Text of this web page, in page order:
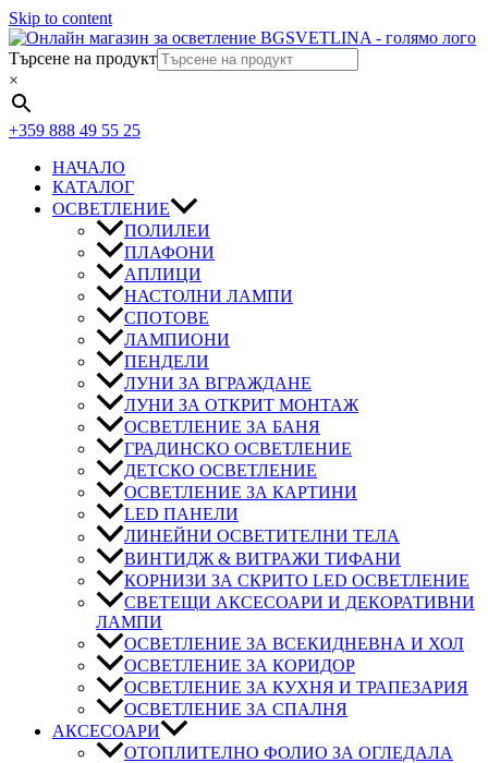
Skip to content
Търсене на продукт
×
+359 888 49 55 25
НАЧАЛО
КАТАЛОГ
ОСВЕТЛЕНИЕ
ПОЛИЛЕИ
ПЛАФОНИ
АПЛИЦИ
НАСТОЛНИ ЛАМПИ
СПОТОВЕ
ЛАМПИОНИ
ПЕНДЕЛИ
ЛУНИ ЗА ВГРАЖДАНЕ
ЛУНИ ЗА ОТКРИТ МОНТАЖ
ОСВЕТЛЕНИЕ ЗА БАНЯ
ГРАДИНСКО ОСВЕТЛЕНИЕ
ДЕТСКО ОСВЕТЛЕНИЕ
ОСВЕТЛЕНИЕ ЗА КАРТИНИ
LED ПАНЕЛИ
ЛИНЕЙНИ ОСВЕТИТЕЛНИ ТЕЛА
ВИНТИДЖ & ВИТРАЖИ ТИФАНИ
КОРНИЗИ ЗА СКРИТО LED ОСВЕТЛЕНИЕ
СВЕТЕЩИ АКСЕСОАРИ И ДЕКОРАТИВНИ
ЛАМПИ
ОСВЕТЛЕНИЕ ЗА ВСЕКИДНЕВНА И ХОЛ
ОСВЕТЛЕНИЕ ЗА КОРИДОР
ОСВЕТЛЕНИЕ ЗА КУХНЯ И ТРАПЕЗАРИЯ
ОСВЕТЛЕНИЕ ЗА СПАЛНЯ
АКСЕСОАРИ
ОТОПЛИТЕЛНО ФОЛИО ЗА ОГЛЕДАЛА